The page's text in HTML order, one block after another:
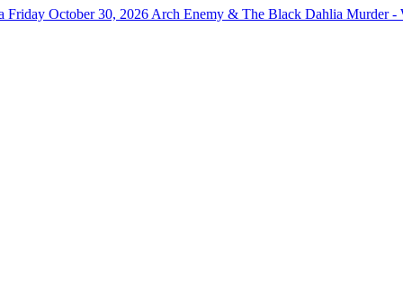
Friday October 30, 2026 Arch Enemy & The Black Dahlia Murder -